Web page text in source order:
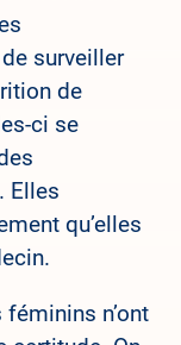
surveiller
de
ci se
Elles
qu’elles
n’ont